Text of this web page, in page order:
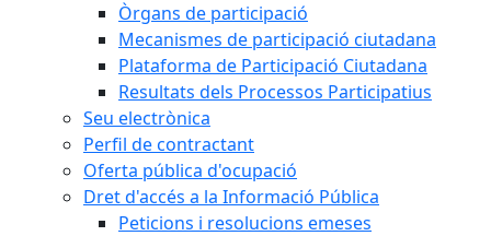
Òrgans de participació
Mecanismes de participació ciutadana
Plataforma de Participació Ciutadana
Resultats dels Processos Participatius
Seu electrònica
Perfil de contractant
Oferta pública d'ocupació
Dret d'accés a la Informació Pública
Peticions i resolucions emeses